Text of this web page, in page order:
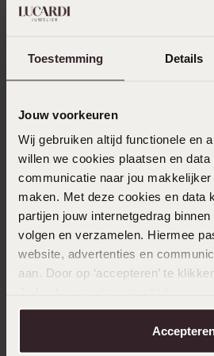
Toestemming Details
Jouw voorkeuren
Wij gebruiken altijd functionele en
willen we cookies plaatsen en
communicatie naar jou
maken. Met deze cookies en data
partijen jouw internetgedrag
volgen en verzamelen. Hiermee
website, advertenties en
aan. Door op ‘accepteren’ te
over in onscookiebeleid.